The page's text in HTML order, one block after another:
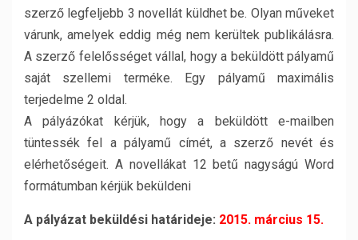
szerző legfeljebb 3 novellát küldhet be. Olyan műveket
várunk, amelyek eddig még nem kerültek publikálásra.
A szerző felelősséget vállal, hogy a beküldött pályamű
saját szellemi terméke. Egy pályamű maximális
terjedelme 2 oldal.
A pályázókat kérjük, hogy a beküldött e-mailben
tüntessék fel a pályamű címét, a szerző nevét és
elérhetőségeit. A novellákat 12 betű nagyságú Word
formátumban kérjük beküldeni
A pályázat beküldési határideje: 2015. március 15.